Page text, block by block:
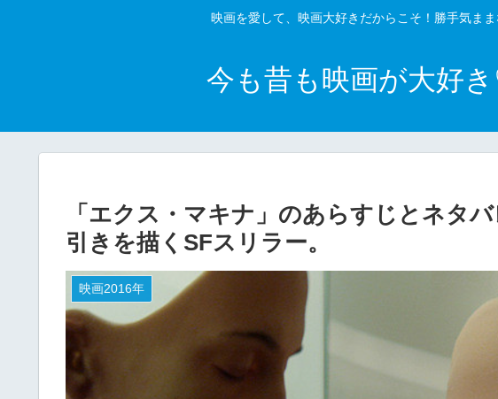
映画を愛して、映画大好きだからこそ！勝手気
今も昔も映画が大好
「エクス・マキナ」のあらすじとネタ
引きを描くSFスリラー。
映画2016年